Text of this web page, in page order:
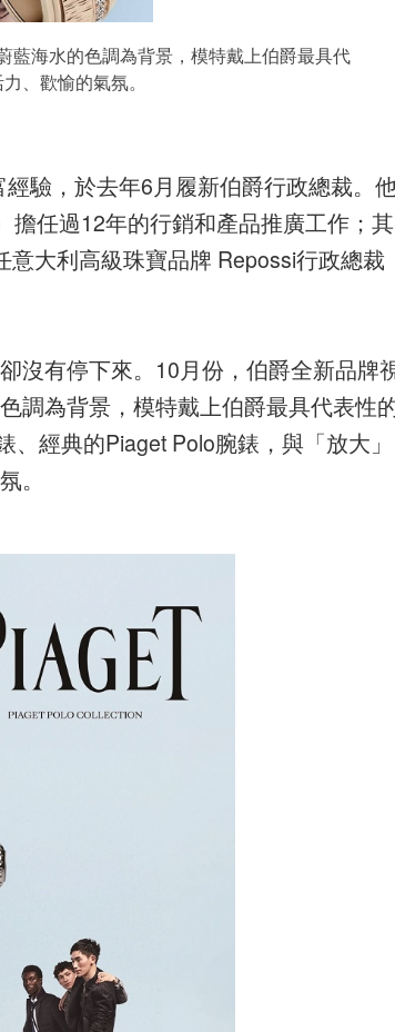
藍海水的色調為背景，模特戴上伯爵最具代
、歡愉的氣氛。
驗，於去年6月履新伯爵行政總裁。
擔任過12年的行銷和產品推廣工作；其
大利高級珠寶品牌 Repossi行政總裁
沒有停下來。10月份，伯爵全新品牌
調為背景，模特戴上伯爵最具代表性
經典的Piaget Polo腕錶，與「放大」
。